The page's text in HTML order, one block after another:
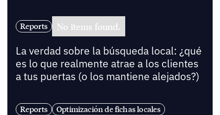
Reports No items found.
La verdad sobre la búsqueda local: ¿qué
es lo que realmente atrae a los clientes
a tus puertas (o los mantiene alejados?)
Reports Optimización de fichas locales